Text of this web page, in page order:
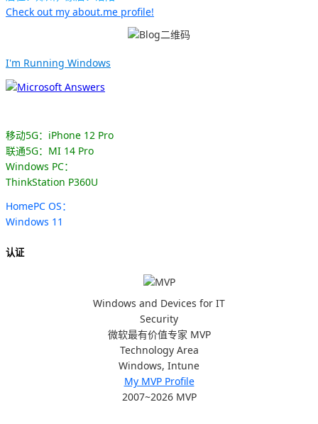
Check out my about.me profile!
I'm Running Windows
移动5G：iPhone 12 Pro
联通5G：MI 14 Pro
Windows PC：
ThinkStation P360U
HomePC OS：
Windows 11
认证
Windows and Devices for IT
Security
微软最有价值专家 MVP
Technology Area
Windows, Intune
My MVP Profile
2007~2026 MVP